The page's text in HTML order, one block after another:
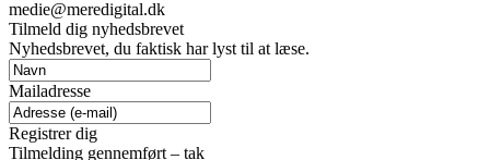
medie@meredigital.dk
Tilmeld dig nyhedsbrevet
Nyhedsbrevet, du faktisk har lyst til at læse.
Mailadresse
Registrer dig
Tilmelding gennemført – tak